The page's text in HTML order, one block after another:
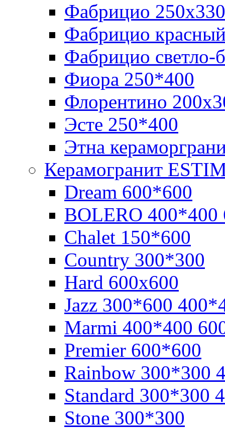
Фабрицио 250х330
Фабрицио
Фабрицио светло-
Фиора 250*400
Флорентино
Эсте 250*400
Этна
Керамогранит
Dream 600*600
BOLERO 400*400
Chalet 150*600
Cоuntry 300*300
Hard 600x600
Jazz 300*600
Marmi 400*400
Premier 600*600
Rainbow 300*300
Standard 300*300
Stone 300*300